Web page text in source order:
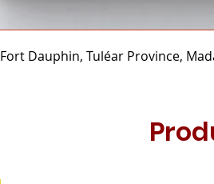
Fort Dauphin, Tuléar Province,